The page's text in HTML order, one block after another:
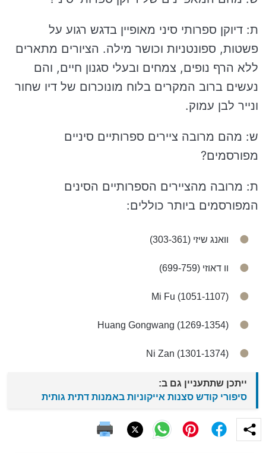
ת: דיוקן ספרותי סיני מאופיין בדגש רגוע על
פשטות, ספונטניות וכושר מילה. הציורים מתארים
ללא הרף נופים, צמחים ובעלי סגנון חיים, והם
נעשים ברוב המקרים בלוח מונוכרום של דיו שחור
ונייר לבן עמוק.
ש: מהם מרובה ציירים ספרותיים סיניים
מפורסמים?
ת: מרובה מהציירים הספרותיים הסינים
המפורסמים ביותר כוללים:
וואנג שיזי (303-361)
וו דאוזי (699-759)
Mi Fu (1051-1107)
Huang Gongwang (1269-1354)
Ni Zan (1301-1374)
ייתכן שתתעניין גם ב:
סיפורי קודש סצנות אייקוניות באמנות דתית גותית